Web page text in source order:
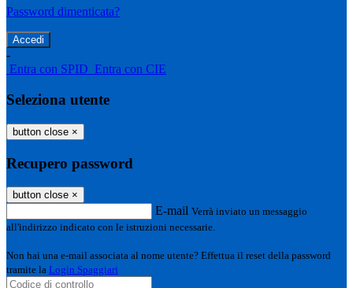
Password dimenticata?
-
Entra con SPID Entra con CIE
Seleziona utente
button close ×
Recupero password
button close ×
E-mail Verrà inviato un messaggio
all'indirizzo indicato con le istruzioni necessarie.
Non hai una e-mail associata al nome utente? Effettua il reset della password
tramite la Login Spaggiari